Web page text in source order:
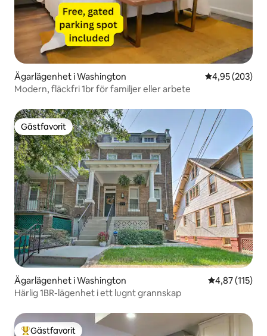
Ägarlägenhet i Washington 4,95 av 5 i
4,95 (203)
Modern, fläckfri 1br för familjer eller arbete
Gästfavorit
Gästfavorit
Ägarlägenhet i Washington 4,87 av 5 i
4,87 (115)
Härlig 1BR-lägenhet i ett lugnt grannskap
Gästfavorit